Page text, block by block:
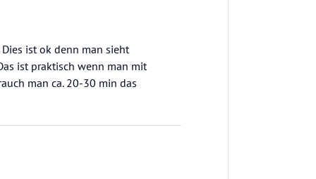
ist ok denn man sieht
ist praktisch wenn man mit
man ca. 20-30 min das